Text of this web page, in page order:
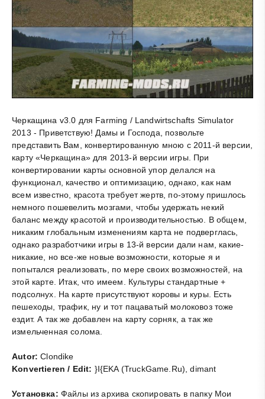
Черкащина v3.0 для Farming / Landwirtschafts Simulator
2013 - Приветствую! Дамы и Господа, позвольте
представить Вам, конвертированную мною с 2011-й версии,
карту «Черкащина» для 2013-й версии игры. При
конвертировании карты основной упор делался на
функционал, качество и оптимизацию, однако, как нам
всем известно, красота требует жертв, по-этому пришлось
немного пошевелить мозгами, чтобы удержать некий
баланс между красотой и производительностью. В общем,
никаким глобальным изменениям карта не подверглась,
однако разработчики игры в 13-й версии дали нам, какие-
никакие, но все-же новые возможности, которые я и
попытался реализовать, по мере своих возможностей, на
этой карте. Итак, что имеем. Культуры стандартные +
подсолнух. На карте присутствуют коровы и куры. Есть
пешеходы, трафик, ну и тот пацаватый молоковоз тоже
ездит. А так же добавлен на карту сорняк, а так же
измельченная солома.
Autor: Clondike
Konvertieren / Edit: }I{EKA (TruckGame.Ru), dimant
Установка: Файлы из архива скопировать в папку Мои